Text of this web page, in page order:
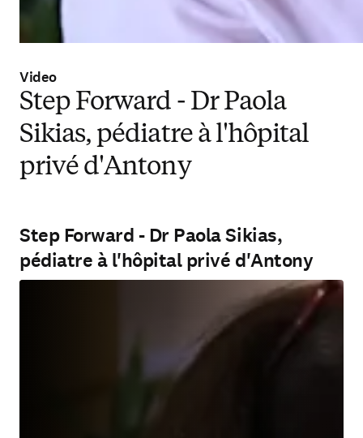
Video
Step Forward - Dr Paola
Sikias, pédiatre à l'hôpital
privé d'Antony
Step Forward - Dr Paola Sikias,
pédiatre à l'hôpital privé d'Antony